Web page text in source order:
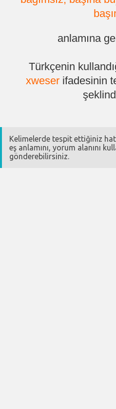
anlamına
Türkçenin
xweser ifadesinin
Kelimelerde tespit ettiğiniz
eş anlamını, yorum alanını
gönderebilirsiniz.